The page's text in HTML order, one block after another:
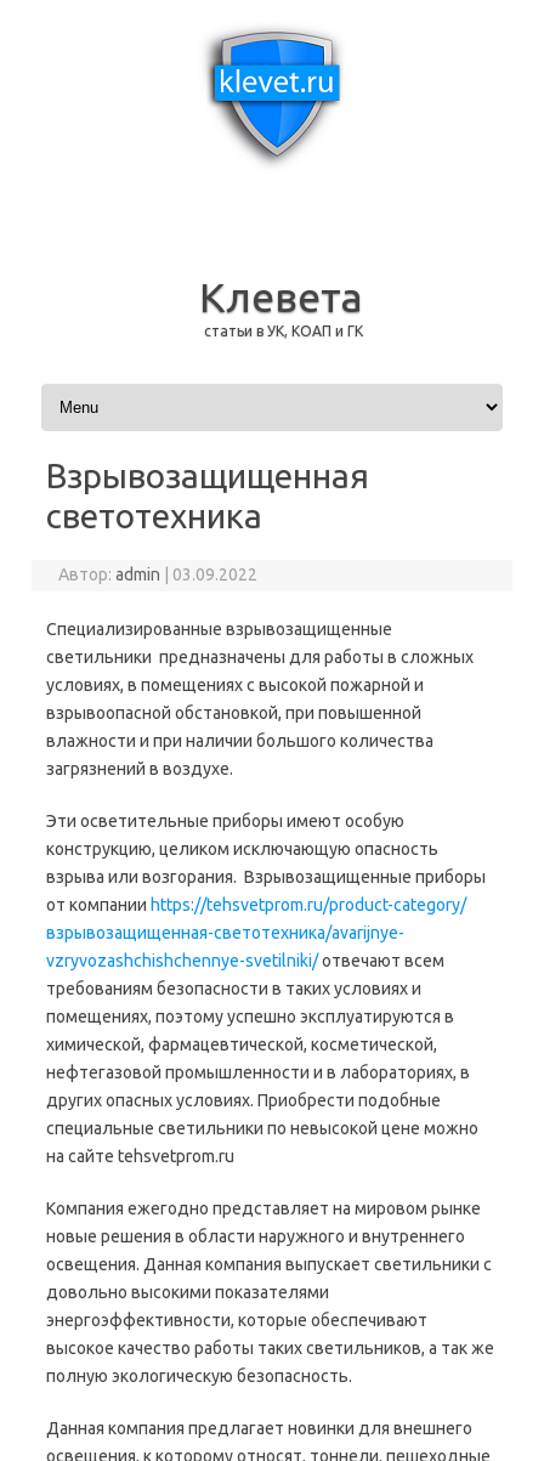
Клевета
статьи в УК, КОАП и ГК
Перейти к содержимому
Взрывозащищенная
светотехника
Автор:admin 03.09.2022
Специализированные взрывозащищенные
светильники предназначены для работы в сложных
условиях, в помещениях с высокой пожарной и
взрывоопасной обстановкой, при повышенной
влажности и при наличии большого количества
загрязнений в воздухе.
Эти осветительные приборы имеют особую
конструкцию, целиком исключающую опасность
взрыва или возгорания. Взрывозащищенные приборы
от компании https://tehsvetprom.ru/product-category/
взрывозащищенная-светотехника/avarijnye-
vzryvozashchishchennye-svetilniki/отвечают всем
требованиям безопасности в таких условиях и
помещениях, поэтому успешно эксплуатируются в
химической, фармацевтической, косметической,
нефтегазовой промышленности и в лабораториях, в
других опасных условиях. Приобрести подобные
специальные светильники по невысокой цене можно
на сайте tehsvetprom.ru
Компания ежегодно представляет на мировом рынке
новые решения в области наружного и внутреннего
освещения. Данная компания выпускает светильники с
довольно высокими показателями
энергоэффективности, которые обеспечивают
высокое качество работы таких светильников, а так же
полную экологическую безопасность.
Данная компания предлагает новинки для внешнего
освещения, к которому относят, тоннели, пешеходные